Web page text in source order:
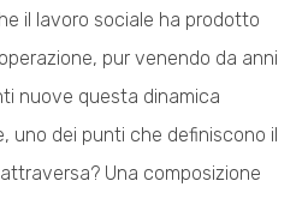
il lavoro sociale ha prodotto
pur venendo da anni
nuove questa dinamica
uno dei punti che definiscono il
Una composizione